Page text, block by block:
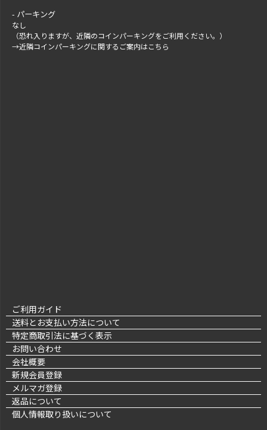
パーキング
なし
（恐れ入りますが、近隣のコインパーキングをご利用ください。）
→近隣コインパーキングに関するご案内はこちら
ご利用ガイド
送料とお支払い方法について
特定商取引法に基づく表示
お問い合わせ
会社概要
新規会員登録
メルマガ登録
返品について
個人情報取り扱いについて